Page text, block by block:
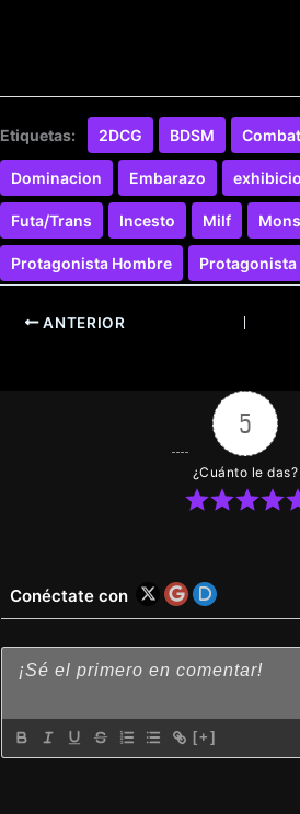
Etiquetas: 2DCG BDSM
Dominacion Embarazo
Futa/Trans Incesto Milf
Protagonista Hombre
ANTERIOR
5
¿Cuánto le das?
Conéctate con
[+]